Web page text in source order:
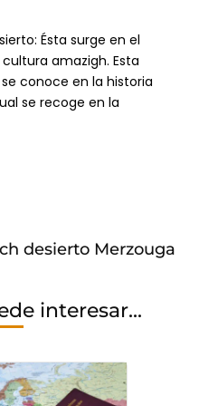
Ésta surge en el
amazigh. Esta
conoce en la historia
se recoge en la
desierto Merzouga
interesar...